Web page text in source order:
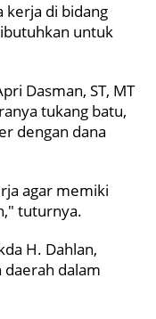
kerja di bidang
untuk
Dasman, ST, MT
tukang batu,
dengan dana
agar memiki
tuturnya.
H. Dahlan,
dalam